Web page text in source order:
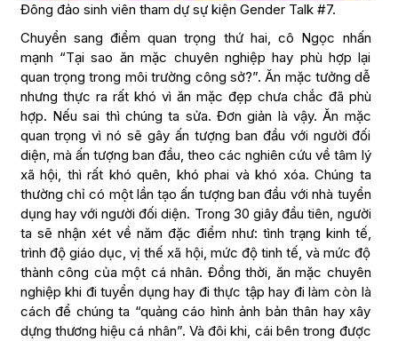
Đông đảo sinh viên tham dự sự kiện Gender Talk #7.
Chuyển sang điểm quan trọng thứ hai, cô Ngọc nhấn
mạnh “Tại sao ăn mặc chuyên nghiệp hay phù hợp lại
quan trọng trong môi trường công sở?”. Ăn mặc tưởng dễ
nhưng thực ra rất khó vì ăn mặc đẹp chưa chắc đã phù
hợp. Nếu sai thì chúng ta sửa. Đơn giản là vậy. Ăn mặc
quan trọng vì nó sẽ gây ấn tượng ban đầu với người đối
diện, mà ấn tượng ban đầu, theo các nghiên cứu về tâm lý
xã hội, thì rất khó quên, khó phai và khó xóa. Chúng ta
thường chỉ có một lần tạo ấn tượng ban đầu với nhà tuyển
dụng hay với người đối diện. Trong 30 giây đầu tiên, người
ta sẽ nhận xét về năm đặc điểm như: tình trạng kinh tế,
trình độ giáo dục, vị thế xã hội, mức độ tinh tế, và mức độ
thành công của một cá nhân. Đồng thời, ăn mặc chuyên
nghiệp khi đi tuyển dụng hay đi thực tập hay đi làm còn là
cách để chúng ta “quảng cáo hình ảnh bản thân hay xây
dựng thương hiệu cá nhân”. Và đôi khi, cái bên trong được